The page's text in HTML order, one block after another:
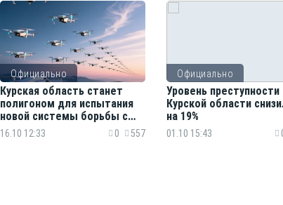
Официально
Курская область станет
полигоном для испытания
новой системы борьбы с
дронами
16.10 12:33 0 557
Официально
Уровень преступности
Курской области
на 19%
01.10 15:43